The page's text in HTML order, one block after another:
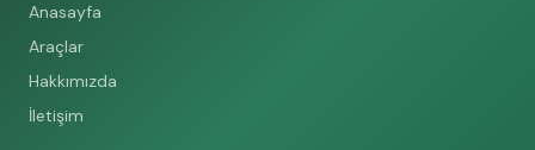
Anasayfa
Araçlar
Hakkımızda
İletişim